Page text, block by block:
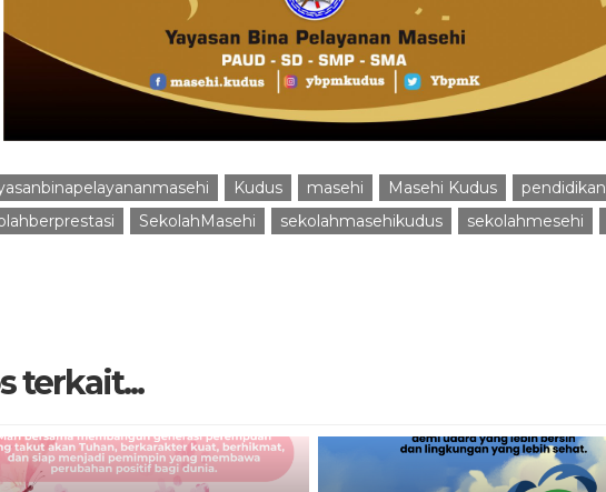
Kudus masehi Masehi Kudus
pendidikan
SekolahMasehi sekolahmasehikudus sekolahmesehi
terkait...